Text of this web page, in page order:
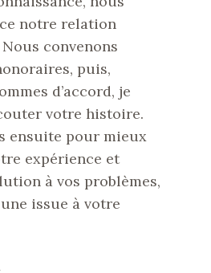
notre relation
convenons
puis,
d’accord, je
votre histoire.
ensuite pour mieux
expérience et
à vos problèmes,
issue à votre